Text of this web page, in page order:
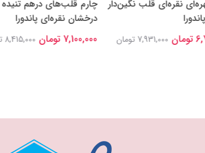
قلب نگین‌دار
7,931,000 تومان
چارم قلب‌های درهم تنیده
درخشان نقره‌ای پاندورا
7,100,000 تومان 8,415,000 تومان